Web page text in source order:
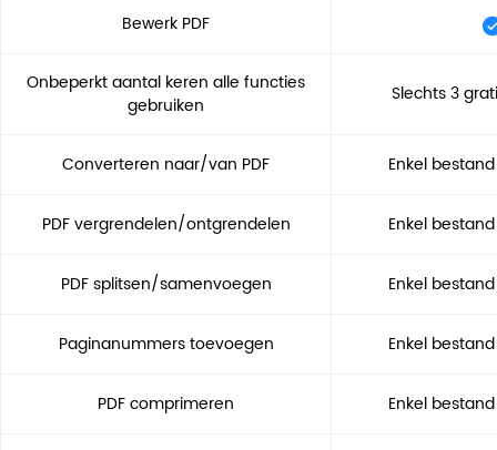
Bewerk PDF
Onbeperkt aantal keren alle functies
gebruiken
Slechts 3
Converteren naar/van PDF Enkel
PDF vergrendelen/ontgrendelen Enkel
PDF splitsen/samenvoegen Enkel
Paginanummers toevoegen Enkel
PDF comprimeren Enkel